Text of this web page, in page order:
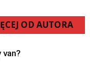
OD AUTORA